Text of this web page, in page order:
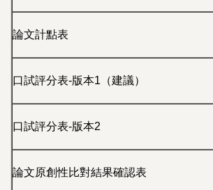
論文計點表
口試評分表-版本1（建議）
口試評分表-版本2
論文原創性比對結果確認表